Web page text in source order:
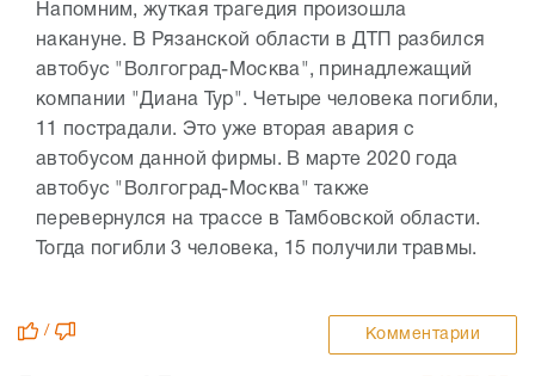
Напомним, жуткая трагедия произошла
накануне. В Рязанской области в ДТП разбился
автобус "Волгоград-Москва", принадлежащий
компании "Диана Тур". Четыре человека погибли,
11 пострадали. Это уже вторая авария с
автобусом данной фирмы. В марте 2020 года
автобус "Волгоград-Москва" также
перевернулся на трассе в Тамбовской области.
Тогда погибли 3 человека, 15 получили травмы.
/ Комментарии